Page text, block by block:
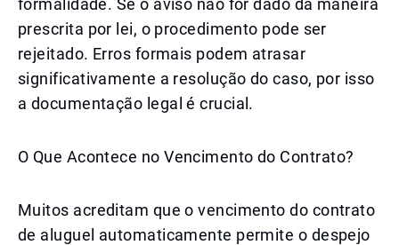
formalidade. Se o aviso não for dado da maneira
prescrita por lei, o procedimento pode ser
rejeitado. Erros formais podem atrasar
significativamente a resolução do caso, por isso
a documentação legal é crucial.
O Que Acontece no Vencimento do Contrato?
Muitos acreditam que o vencimento do contrato
de aluguel automaticamente permite o despejo